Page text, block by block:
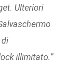
Ulteriori
illimitato.”